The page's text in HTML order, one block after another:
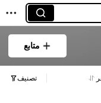
متابع
تصنيف